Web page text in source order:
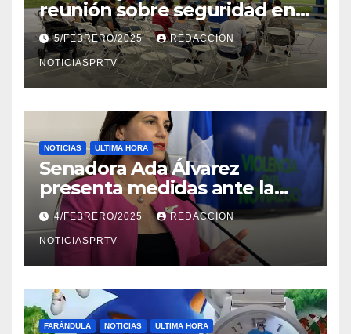
reunión sobre seguridad en
Reparto Metropolitano
5/FEBRERO/2025 REDACCION
NOTICIASPRTV
NOTICIAS ULTIMA HORA
Senadora Ada Álvarez
presenta medidas ante la
violencia en el noviazgo
4/FEBRERO/2025 REDACCION
NOTICIASPRTV
FARÁNDULA NOTICIAS ULTIMA HORA